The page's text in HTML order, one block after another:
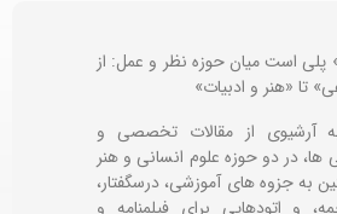
است میان حوزه نظر و عمل: از
تا «هنر و ادبیات»
آرشیوی از مقالات تخصصی و
در دو حوزه علوم انسانی و هنر
به جزوه های آموزشی، درسگفتار،
و اتودهایی برایفیلمنامه و